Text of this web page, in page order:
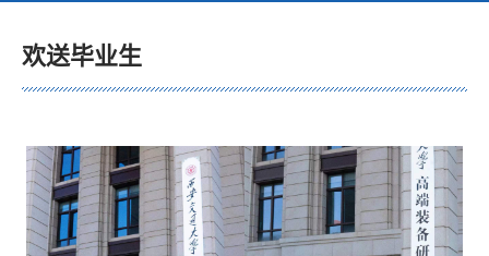
欢送毕业生